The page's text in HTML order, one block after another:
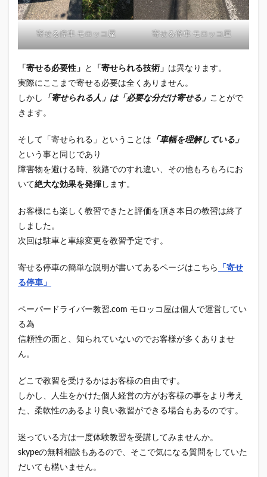
寄せる停車 モロッコ屋 寄せる停車 モロッコ屋
「寄せる必要性」 と 「寄せられる技術」 は異なります。
実際にここまで寄せる必要は全くありません。
しかし
「寄せられる人」は「必要な分だけ寄せる」 ことがで
きます。
そして「寄せられる」ということは 「車幅を理解している」
という事と同じであり
障害物を避ける時、狭路でのすれ違い、その他もろもろにお
いて絶大な効果を発揮 します。
お客様にも楽しく教習できたと評価を頂き本日の教習は終了
しました。
次回は駐車と車線変更を教習予定です。
寄せる停車の簡単な説明が書いてあるページはこちら
「寄せ
る停車」
ペーパードライバー教習.com モロッコ屋は個人で運営してい
る為
信頼性の面と、知られていないのでお客様が多くありませ
ん。
どこで教習を受けるかはお客様の自由です。
しかし、人生をかけた個人経営の方がお客様の事をより考え
た、柔軟性のあるより良い教習ができる場合もあるのです。
迷っている方は一度体験教習を受講してみませんか。
skypeの無料相談もあるので、そこで気になる質問をしていた
だいても構いません。